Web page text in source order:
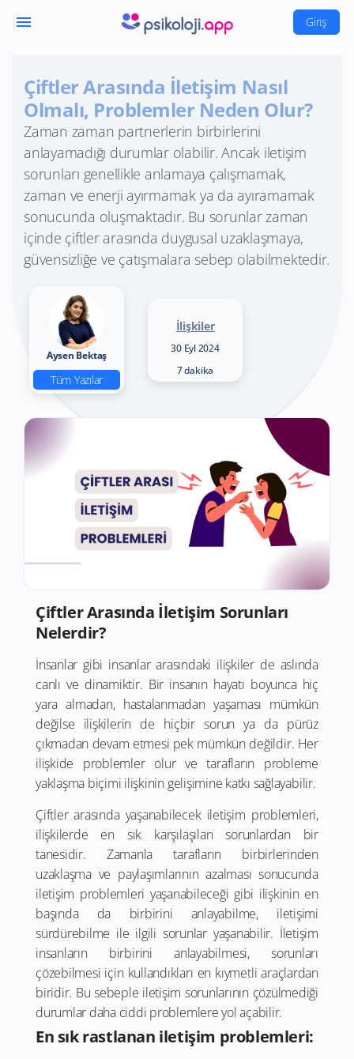
menu Giriş
Çiftler Arasında İletişim Nasıl
Olmalı, Problemler Neden Olur?
Zaman zaman partnerlerin birbirlerini
anlayamadığı durumlar olabilir. Ancak iletişim
sorunları genellikle anlamaya çalışmamak,
zaman ve enerji ayırmamak ya da ayıramamak
sonucunda oluşmaktadır. Bu sorunlar zaman
içinde çiftler arasında duygusal uzaklaşmaya,
güvensizliğe ve çatışmalara sebep olabilmektedir.
Aysen Bektaş
Tüm Yazılar
İlişkiler
30 Eyl 2024
7 dakika
Çiftler Arasında İletişim Sorunları
Nelerdir?
İnsanlar gibi insanlar arasındaki ilişkiler de aslında
canlı ve dinamiktir. Bir insanın hayatı boyunca hiç
yara almadan, hastalanmadan yaşaması mümkün
değilse ilişkilerin de hiçbir sorun ya da pürüz
çıkmadan devam etmesi pek mümkün değildir. Her
ilişkide problemler olur ve tarafların probleme
yaklaşma biçimi ilişkinin gelişimine katkı sağlayabilir.
Çiftler arasında yaşanabilecek iletişim problemleri,
ilişkilerde en sık karşılaşılan sorunlardan bir
tanesidir. Zamanla tarafların birbirlerinden
uzaklaşma ve paylaşımlarının azalması sonucunda
iletişim problemleri yaşanabileceği gibi ilişkinin en
başında da birbirini anlayabilme, iletişimi
sürdürebilme ile ilgili sorunlar yaşanabilir. İletişim
insanların birbirini anlayabilmesi, sorunları
çözebilmesi için kullandıkları en kıymetli araçlardan
biridir. Bu sebeple iletişim sorunlarının çözülmediği
durumlar daha ciddi problemlere yol açabilir.
En sık rastlanan iletişim problemleri: